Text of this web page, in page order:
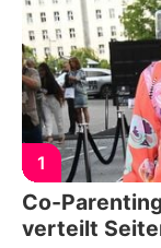
1
Co-
verteilt